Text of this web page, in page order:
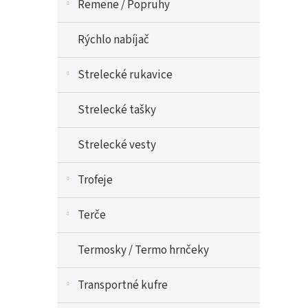
Remene / Popruhy
Rýchlo nabíjač
Strelecké rukavice
Strelecké tašky
Strelecké vesty
Trofeje
Terče
Termosky / Termo hrnčeky
Transportné kufre